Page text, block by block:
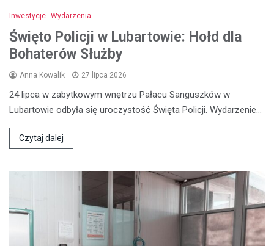
Inwestycje Wydarzenia
Święto Policji w Lubartowie: Hołd dla
Bohaterów Służby
Anna Kowalik 27 lipca 2026
24 lipca w zabytkowym wnętrzu Pałacu Sanguszków w
Lubartowie odbyła się uroczystość Święta Policji. Wydarzenie…
Czytaj dalej